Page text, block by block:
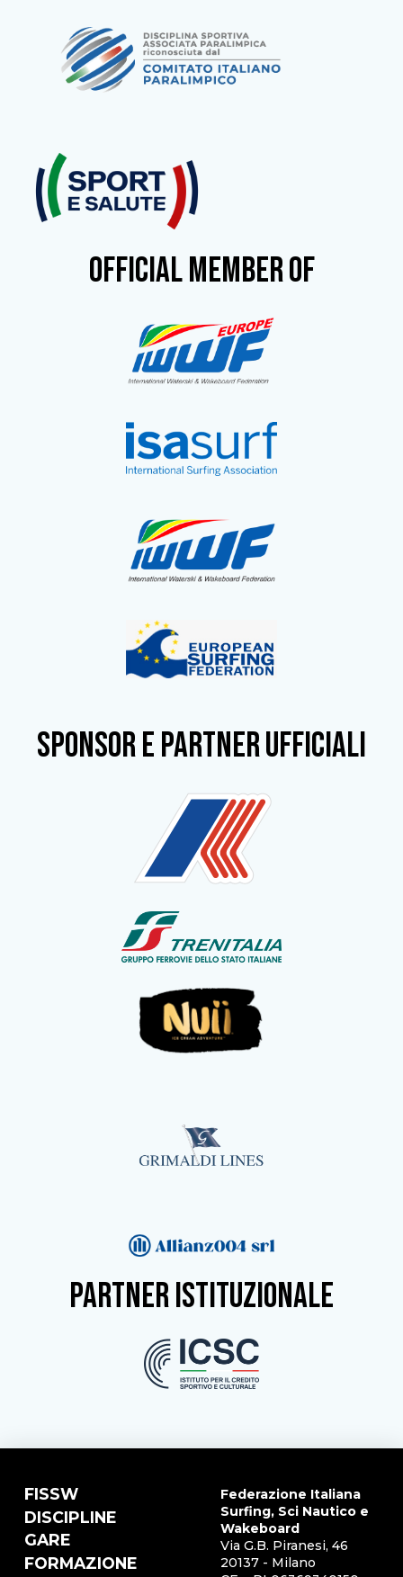
OFFICIAL MEMBER OF
SPONSOR e partner ufficiali
partner istituzionale
FISSW
DISCIPLINE
GARE
FORMAZIONE
Federazione Italiana
Surfing, Sci Nautico e
Wakeboard
Via G.B. Piranesi, 46
20137 - Milano